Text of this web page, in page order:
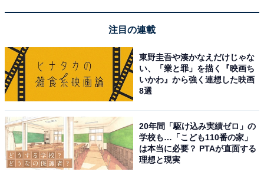
心配な人は以下の方法で先に実行しておきましょう。
ップ
スライドボタンをオフにする
Apple IDのパスワードを求められるので入力して、右上
注目の連載
東野圭吾や湊かなえだけじゃな
い、「業と罪」を描く『映画ち
いかわ』から強く連想した映画
8選
20年間「駆け込み実績ゼロ」の
学校も…「こども110番の家」
は本当に必要？ PTAが直面する
理想と現実